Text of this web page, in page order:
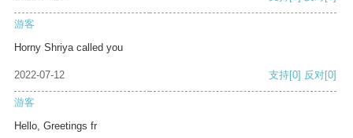
游客
Horny Shriya called you
2022-07-12 支持[0] 反对[0]
游客
Hello, Greetings fr